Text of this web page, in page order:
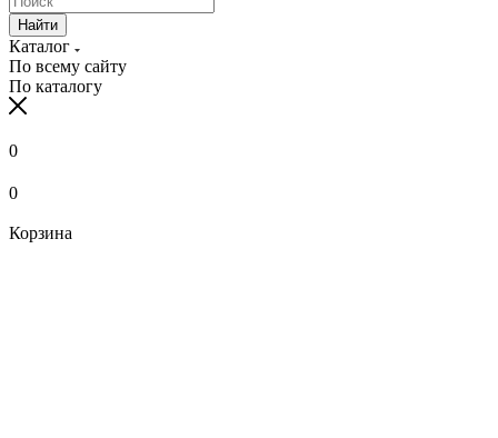
Найти
Каталог
По всему сайту
По каталогу
0
0
Корзина